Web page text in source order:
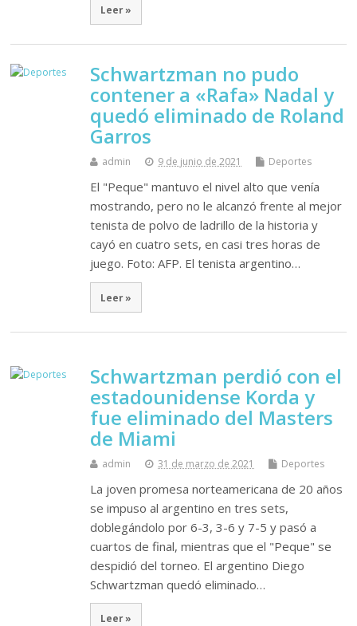
Leer »
Schwartzman no pudo
contener a «Rafa» Nadal y
quedó eliminado de Roland
Garros
admin 9 de junio de 2021 Deportes
El "Peque" mantuvo el nivel alto que venía
mostrando, pero no le alcanzó frente al mejor
tenista de polvo de ladrillo de la historia y
cayó en cuatro sets, en casi tres horas de
juego. Foto: AFP. El tenista argentino…
Leer »
Schwartzman perdió con el
estadounidense Korda y
fue eliminado del Masters
de Miami
admin 31 de marzo de 2021 Deportes
La joven promesa norteamericana de 20 años
se impuso al argentino en tres sets,
doblegándolo por 6-3, 3-6 y 7-5 y pasó a
cuartos de final, mientras que el "Peque" se
despidió del torneo. El argentino Diego
Schwartzman quedó eliminado…
Leer »